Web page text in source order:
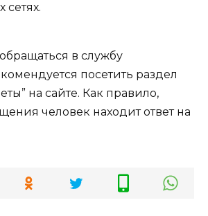
сетях.
в службу
посетить раздел
на сайте. Как правило,
человек находит ответ на